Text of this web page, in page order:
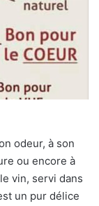
odeur, à son
ou encore à
vin, servi dans
un pur délice